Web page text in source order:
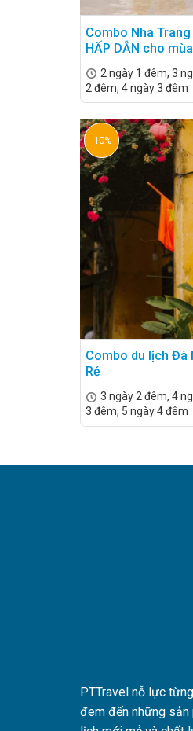
Các loại
Có nhiều loại hình
1. Du lịch trong
Combo du lịch
địa điểm mà bạn
ngày chắc chắn
Ngoài ra, một điều
địa điểm đến nổi
Combo Nha
HẤP DẪN cho
2 ngày 1 đêm, 3
2 đêm, 4 ngày 3 đêm
-10%
Combo du lịch Đà
Rẻ
3 ngày 2 đêm, 4
3 đêm, 5 ngày 4 đêm